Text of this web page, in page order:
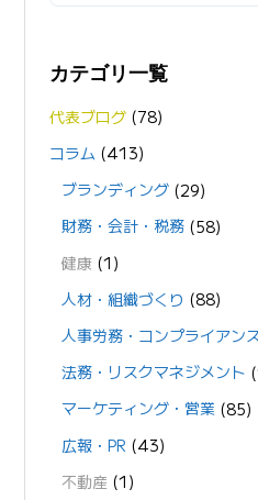
カテゴリ一覧
代表ブログ (78)
コラム (413)
ブランディング(29)
財務・会計・税務(58)
健康(1)
人材・組織づくり (88)
人事労務・コンプライアンス
法務・リスクマネジメント
マーケティング・営業 (85)
広報・PR (43)
不動産 (1)